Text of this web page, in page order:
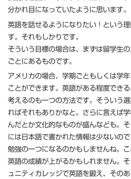
分かれ目になっていたように思います。
英語を話せるようになりたい！という
す。それもしかりです。
そういう目標の場合は、まずは留学生
ごとにあるものです。
アメリカの場合、学期ごともしくは学
ことができます。英語がある程度でき
考えるのも一つの方法です。そういう
ればそれもありかなと。さらに言えば
んだとか文化的なものが盛んなども。
には日本語で書かれた情報は少ないの
勉強の一つになるのかもしませんね。
英語の成績が上がるかもしれません。
ュニティカレッジで英語を鍛え、その